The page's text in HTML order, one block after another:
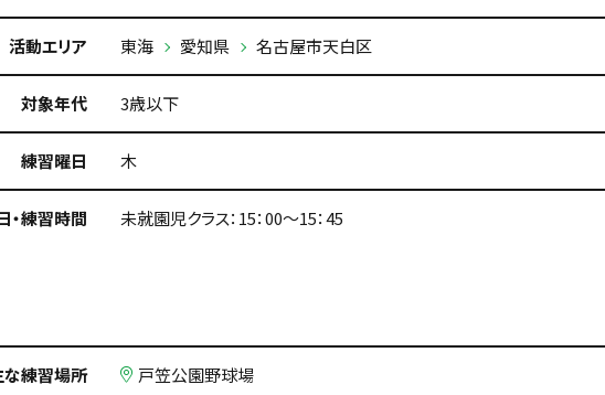
活動エリア 東海 愛知県 名古屋市天白区
対象年代 3歳以下
練習曜日 木
・練習時間 未就園児クラス：15：00～15：45
な練習場所
戸笠公園野球場